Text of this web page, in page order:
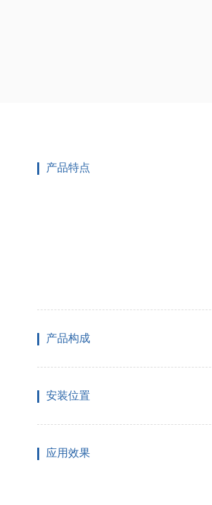
产品特点
产品构成
安装位置
应用效果